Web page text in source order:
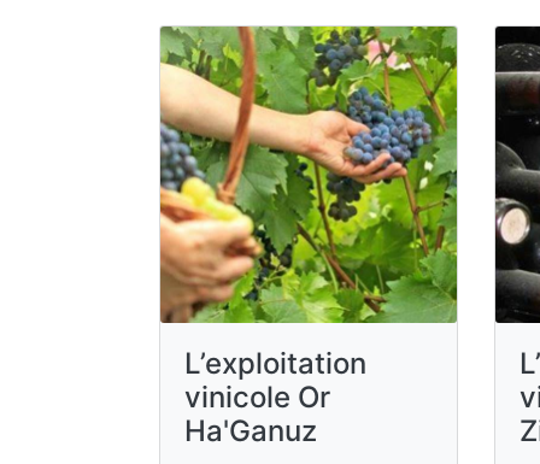
L’exploitation
vinicole Or
Ha'Ganuz